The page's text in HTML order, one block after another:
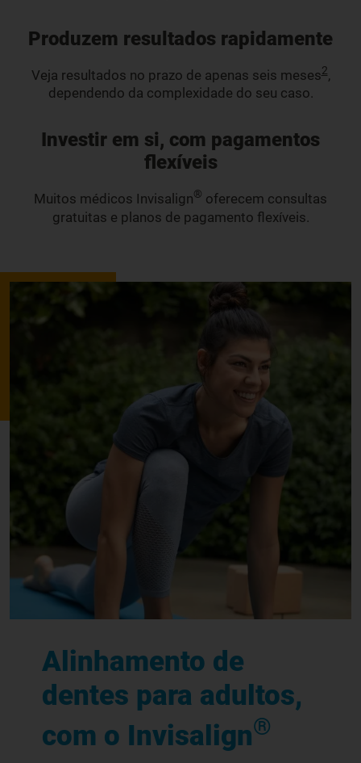
Produzem resultados rapidamente
Veja resultados no prazo de apenas seis meses2,
dependendo da complexidade do seu caso.
Investir em si, com pagamentos
flexíveis
Muitos médicos Invisalign® oferecem consultas
gratuitas e planos de pagamento flexíveis.
Alinhamento de
dentes para adultos,
com o Invisalign®